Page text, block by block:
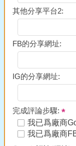
其他分享平台2:
FB的分享網址:
IG的分享網址:
完成評論步驟:
我已爲廠商
我已爲廠商